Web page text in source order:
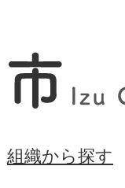
組織から探す